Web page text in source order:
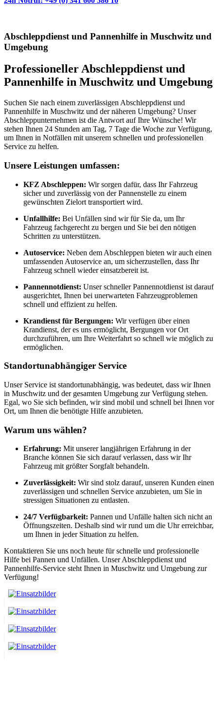
Abschleppdienst und Pannenhilfe in Muschwitz und
Umgebung
Professioneller Abschleppdienst und
Pannenhilfe in Muschwitz und Umgebung
Suchen Sie nach einem zuverlässigen Abschleppdienst und
Pannenhilfe in Muschwitz und der näheren Umgebung? Unser
Abschleppunternehmen ist die Antwort auf Ihre Wünsche! Wir
stehen Ihnen 24 Stunden am Tag, 7 Tage die Woche zur Verfügung,
um Ihnen in Notfällen mit unserem schnellen und professionellen
Service zu helfen.
Unsere Leistungen umfassen:
KFZ Abschleppen: Wir sorgen dafür, dass Ihr Fahrzeug
sicher und zuverlässig von der Pannenstelle zu einem
gewünschten Zielort transportiert wird.
Unfallhilfe: Bei Unfällen sind wir für Sie da, um Ihr
Fahrzeug fachgerecht zu bergen und Sie bei den nötigen
Schritten zu unterstützen.
Autoservice: Neben dem Abschleppen bieten wir auch einen
umfassenden Autoservice an, um sicherzustellen, dass Ihr
Fahrzeug schnell wieder einsatzbereit ist.
Pannennotdienst: Unser schneller Pannennotdienst ist darauf
ausgerichtet, Ihnen bei unerwarteten Fahrzeugproblemen
schnell und effizient zu helfen.
Krandienst für Bergungen: Wir verfügen über einen
Krandienst, der es uns ermöglicht, Bergungen vor Ort
durchzuführen, um Ihre Weiterfahrt so schnell wie möglich zu
ermöglichen.
Standortunabhängiger Service
Unser Service ist standortunabhängig, was bedeutet, dass wir Ihnen
in Muschwitz und der gesamten Umgebung zur Verfügung stehen.
Egal, wo Sie sich befinden, wir sind mobil und schnell bei Ihnen vor
Ort, um Ihnen die benötigte Hilfe anzubieten.
Warum uns wählen?
Erfahrung: Mit unserer langjährigen Erfahrung in der
Branche können Sie sich darauf verlassen, dass wir Ihr
Fahrzeug mit größter Sorgfalt behandeln.
Zuverlässigkeit: Wir sind stolz darauf, unseren Kunden einen
zuverlässigen und schnellen Service anzubieten, um Sie in
stressigen Situationen zu entlasten.
24/7 Verfügbarkeit: Pannen und Unfälle halten sich nicht an
Öffnungszeiten. Deshalb sind wir rund um die Uhr erreichbar,
um Ihnen in jeder Situation zu helfen.
Kontaktieren Sie uns noch heute für schnelle und professionelle
Hilfe bei Pannen und Unfällen. Unser Abschleppdienst und
Pannenhilfe-Service steht Ihnen in Muschwitz und Umgebung zur
Verfügung!